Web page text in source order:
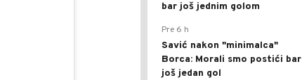
bar još jednim golom
Pre 6 h
Savić nakon "minimalca"
Borca: Morali smo postići bar
još jedan gol